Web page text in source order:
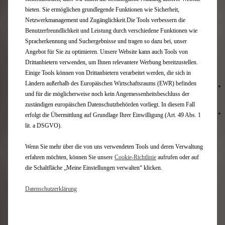
bieten. Sie ermöglichen grundlegende Funktionen wie Sicherheit,
Netzwerkmanagement und Zugänglichkeit.Die Tools verbessern die
Benutzerfreundlichkeit und Leistung durch verschiedene Funktionen wie
Spracherkennung und Suchergebnisse und tragen so dazu bei, unser
Angebot für Sie zu optimieren. Unsere Website kann auch Tools von
Drittanbietern verwenden, um Ihnen relevantere Werbung bereitzustellen.
Einige Tools können von Drittanbietern verarbeitet werden, die sich in
Ländern außerhalb des Europäischen Wirtschaftsraums (EWR) befinden
und für die möglicherweise noch kein Angemessenheitsbeschluss der
zuständigen europäischen Datenschutzbehörden vorliegt. In diesem Fall
erfolgt die Übermittlung auf Grundlage Ihrer Einwilligung (Art. 49 Abs. 1
lit. a DSGVO).
Wenn Sie mehr über die von uns verwendeten Tools und deren Verwaltung
erfahren möchten, können Sie unsere Cookie‑Richtlinie aufrufen oder auf
die Schaltfläche „Meine Einstellungen verwalten“ klicken.
Datenschutzerklärung